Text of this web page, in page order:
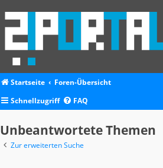
Startseite
Foren-Übersicht
Schnellzugriff
FAQ
Unbeantwortete Themen
Zur erweiterten Suche